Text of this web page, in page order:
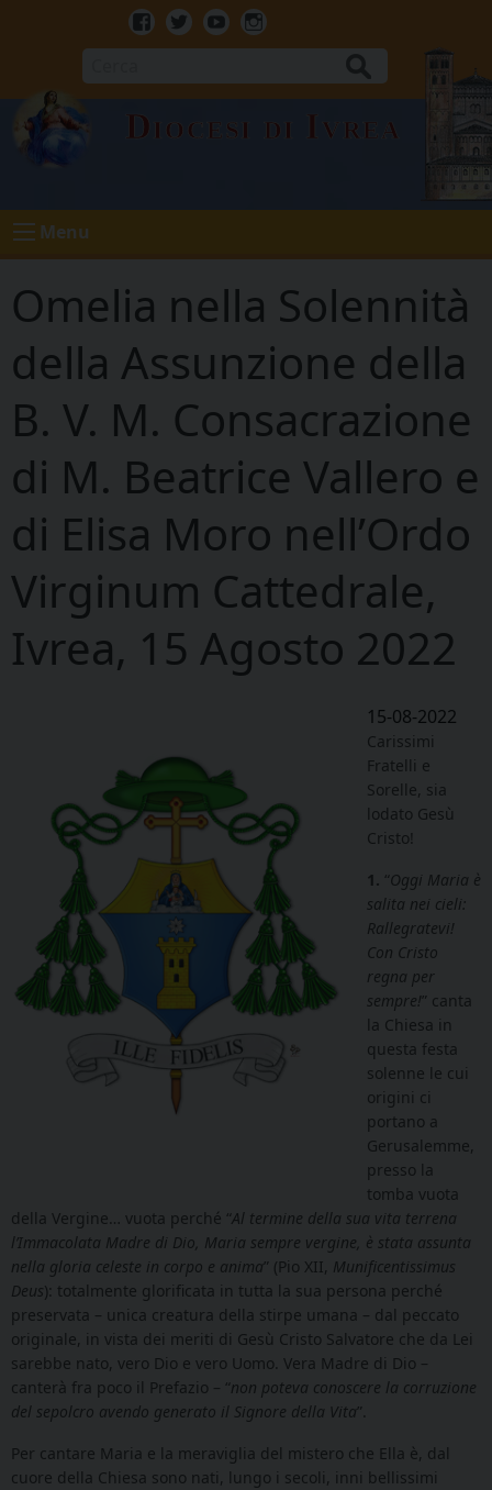
Facebook
TwitterYoutubeInstagram
Diocesi di Ivrea
Menu
Omelia nella Solennità
della Assunzione della
B. V. M. Consacrazione
di M. Beatrice Vallero e
di Elisa Moro nell’Ordo
Virginum Cattedrale,
Ivrea, 15 Agosto 2022
15-08-2022
Carissimi
Fratelli e
Sorelle, sia
lodato Gesù
Cristo!
1. “Oggi Maria è
salita nei cieli:
Rallegratevi!
Con Cristo
regna per
sempre!” canta
la Chiesa in
questa festa
solenne le cui
origini ci
portano a
Gerusalemme,
presso la
tomba vuota
della Vergine… vuota perché “Al termine della sua vita terrena
l’Immacolata Madre di Dio, Maria sempre vergine, è stata assunta
nella gloria celeste in corpo e anima” (Pio XII, Munificentissimus
Deus) : totalmente glorificata in tutta la sua persona perché
preservata – unica creatura della stirpe umana – dal peccato
originale, in vista dei meriti di Gesù Cristo Salvatore che da Lei
sarebbe nato, vero Dio e vero Uomo. Vera Madre di Dio –
canterà fra poco il Prefazio – “non poteva conoscere la corruzione
del sepolcro avendo generato il Signore della Vita”.
Per cantare Maria e la meraviglia del mistero che Ella è, dal
cuore della Chiesa sono nati, lungo i secoli, inni bellissimi